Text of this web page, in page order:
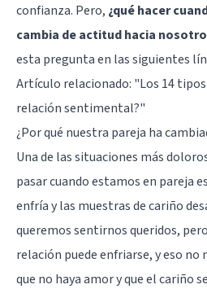
confianza. Pero, ¿qué hacer
cambia de actitud hacia
esta pregunta en las siguientes
Artículo relacionado: "Los 14
relación sentimental?"
¿Por qué nuestra pareja ha
Una de las situaciones más
pasar cuando estamos en pareja
enfría y las muestras de cariño
queremos sentirnos queridos,
relación puede enfriarse, y eso
que no haya amor y que el cariño